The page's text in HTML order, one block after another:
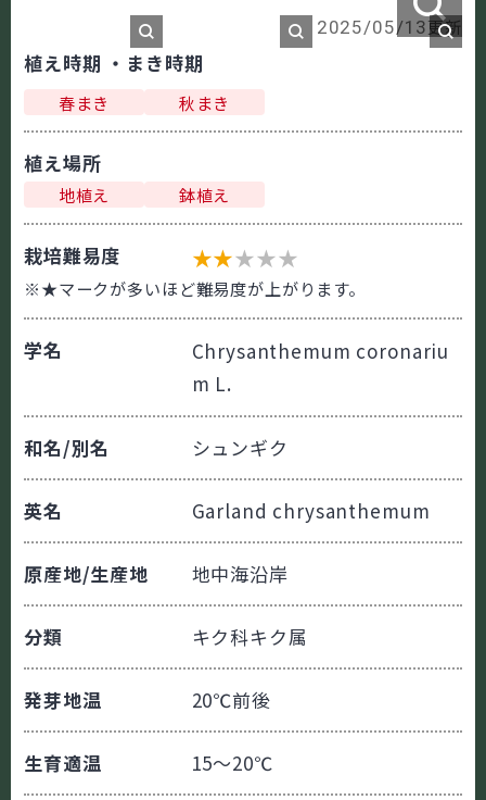
2025/05/13更新
植え時期 ・まき時期
春まき 秋まき
植え場所
地植え 鉢植え
栽培難易度 ★★★★★
※★マークが多いほど難易度が上がります。
学名
Chrysanthemum coronariu
m L.
和名/別名 シュンギク
英名 Garland chrysanthemum
原産地/生産地 地中海沿岸
分類 キク科キク属
発芽地温 20℃前後
生育適温 15～20℃